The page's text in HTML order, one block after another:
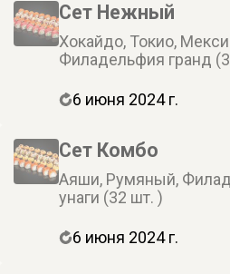
Сет Нежный
Хокайдо, Токио,
Филадельфия гранд
6 июня 2024 г.
Сет Комбо
Аяши, Румяный,
унаги (32 шт. )
6 июня 2024 г.